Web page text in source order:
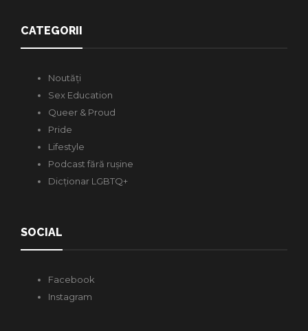
CATEGORII
Noutăți
Sex Education
Queer & Proud
Pride
Lifestyle
Podcast fără rușine
Dicționar LGBTQ+
SOCIAL
Facebook
Instagram